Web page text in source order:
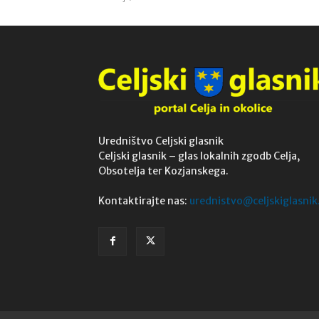
Uredništvo Celjski glasnik
Celjski glasnik – glas lokalnih zgodb Celja,
Obsotelja ter Kozjanskega.
Kontaktirajte nas: